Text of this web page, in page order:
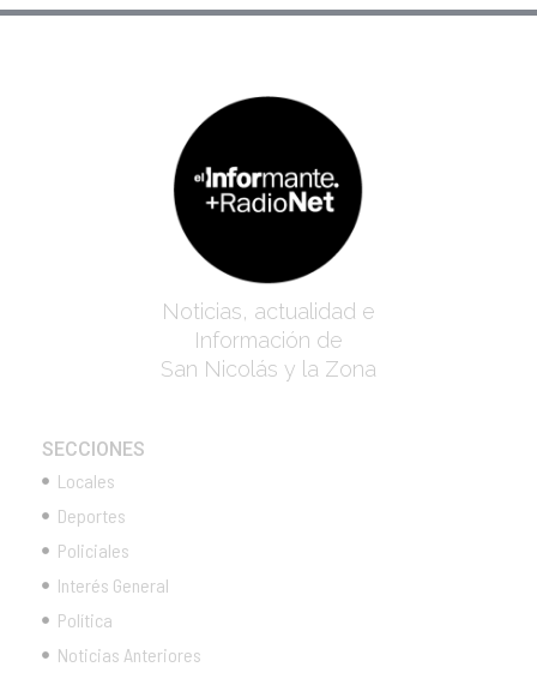
Noticias, actualidad e
Información de
San Nicolás y la Zona
SECCIONES
Locales
Deportes
Policiales
Interés General
Política
Noticias Anteriores